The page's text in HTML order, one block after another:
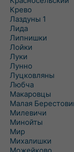
Крево
Лаздуны 1
Лида
Липнишки
Лойки
Луки
Лунно
Луцковляны
Любча
Макаровцы
Малая
Милевичи
Минойты
Мир
Михалишки